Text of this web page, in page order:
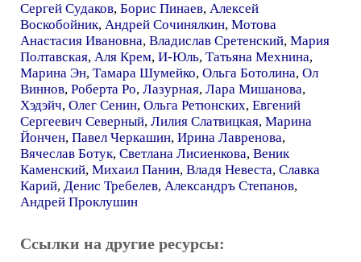
Сергей Судаков, Борис Пинаев, Алексей
Воскобойник, Андрей Сочинялкин, Мотова
Анастасия Ивановна, Владислав Сретенский, Мария
Полтавская, Аля Крем, И-Юль, Татьяна Мехнина,
Марина Эн, Тамара Шумейко, Ольга Ботолина, Ол
Виннов, Роберта Ро, Лазурная, Лара Мишанова,
Хэдэйч, Олег Сенин, Ольга Ретюнских, Евгений
Сергеевич Северный, Лилия Слатвицкая, Марина
Йончен, Павел Черкашин, Ирина Лавренова,
Вячеслав Ботук, Светлана Лисиенкова, Веник
Каменский, Михаил Панин, Владя Невеста, Славка
Карий, Денис Требелев, Александръ Степанов,
Андрей Проклушин
Ссылки на другие ресурсы: